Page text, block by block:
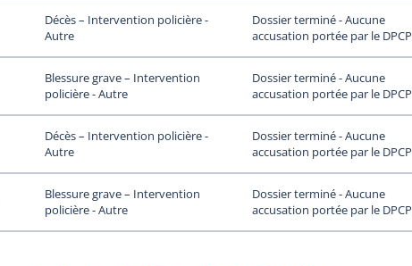
Décès – Intervention policière -
Autre
Dossier terminé - Aucune
accusation portée par le DPCP
Blessure grave – Intervention
policière - Autre
Dossier terminé - Aucune
accusation portée par le DPCP
Décès – Intervention policière -
Autre
Dossier terminé - Aucune
accusation portée par le DPCP
Blessure grave – Intervention
policière - Autre
Dossier terminé - Aucune
accusation portée par le DPCP